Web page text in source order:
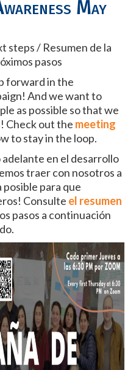
May
steps / Resumen de la
pasos
forward in the
And we want to
as possible so that we
Check out the meeting
to stay in the loop.
adelante en el desarrollo
traer con nosotros a
para que
Consulte el resumen
pasos a continuación